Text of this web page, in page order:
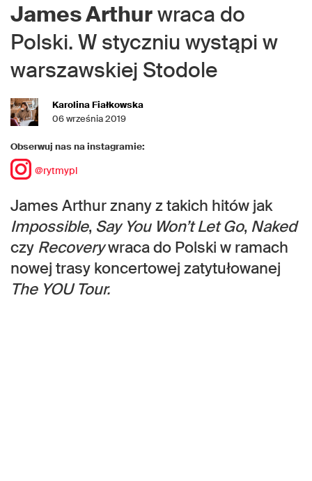
James Arthurwraca do
Polski. W styczniu wystąpi w
warszawskiej Stodole
Karolina Fiałkowska
06 września 2019
Obserwuj nas na instagramie:
@rytmypl
James Arthur znany z takich hitów jak
Impossible, Say You Won’t Let Go, Naked
czy Recoverywraca do Polski w ramach
nowej trasy koncertowej zatytułowanej
The YOU Tour.